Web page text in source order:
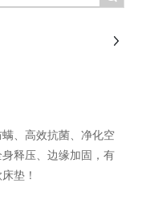
、高效抗菌、净化空
释压、边缘加固，有
垫！